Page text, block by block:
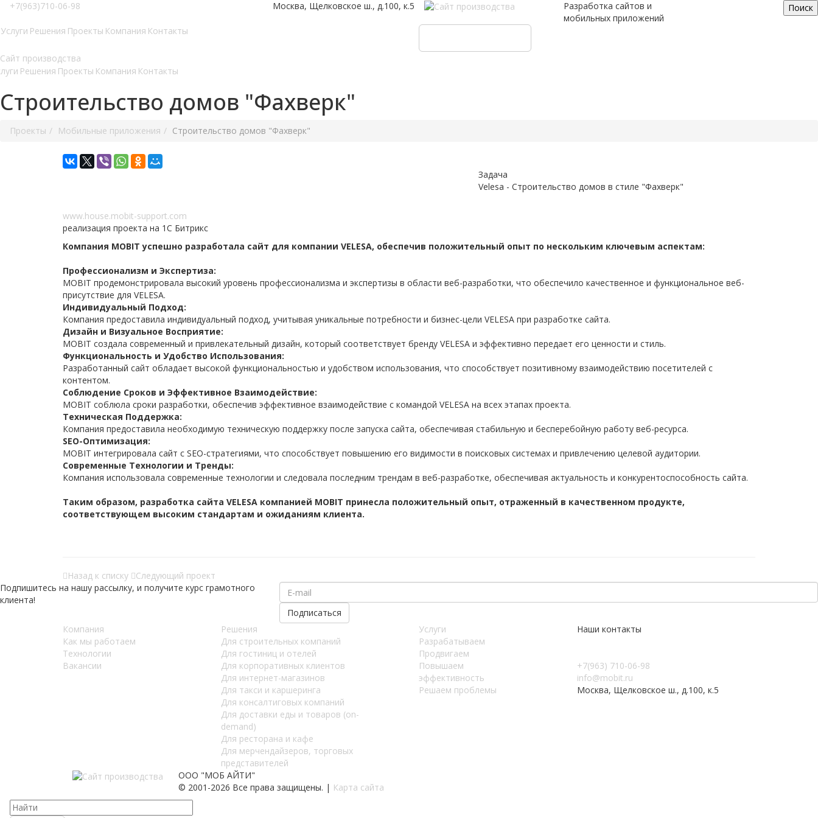
+7(963)710-06-98 Москва, Щелковское ш., д.100, к.5 Поиск
Разработка сайтов и
мобильных приложений
Услуги Решения Проекты Компания Контакты
Решения Проекты Компания Контакты
Строительство домов "Фахверк"
Проекты Мобильные приложения Строительство домов "Фахверк"
Задача
Velesa - Строительство домов в стиле "Фахверк"
www.house.mobit-support.com
реализация проекта на 1С Битрикс
Компания MOBIT успешно разработала сайт для компании VELESA, обеспечив положительный опыт по нескольким ключевым аспектам:
Профессионализм и Экспертиза:
MOBIT продемонстрировала высокий уровень профессионализма и экспертизы в области веб-разработки, что обеспечило качественное и функциональное веб-
присутствие для VELESA.
Индивидуальный Подход:
Компания предоставила индивидуальный подход, учитывая уникальные потребности и бизнес-цели VELESA при разработке сайта.
Дизайн и Визуальное Восприятие:
MOBIT создала современный и привлекательный дизайн, который соответствует бренду VELESA и эффективно передает его ценности и стиль.
Функциональность и Удобство Использования:
Разработанный сайт обладает высокой функциональностью и удобством использования, что способствует позитивному взаимодействию посетителей с
контентом.
Соблюдение Сроков и Эффективное Взаимодействие:
MOBIT соблюла сроки разработки, обеспечив эффективное взаимодействие с командой VELESA на всех этапах проекта.
Техническая Поддержка:
Компания предоставила необходимую техническую поддержку после запуска сайта, обеспечивая стабильную и бесперебойную работу веб-ресурса.
SEO-Оптимизация:
MOBIT интегрировала сайт с SEO-стратегиями, что способствует повышению его видимости в поисковых системах и привлечению целевой аудитории.
Современные Технологии и Тренды:
Компания использовала современные технологии и следовала последним трендам в веб-разработке, обеспечивая актуальность и конкурентоспособность сайта.
Таким образом, разработка сайта VELESA компанией MOBIT принесла положительный опыт, отраженный в качественном продукте,
соответствующем высоким стандартам и ожиданиям клиента.
Назад к списку
Следующий проект
Подпишитесь на нашу рассылку, и получите курс грамотного
клиента!
Компания
Как мы работаем
Teхнологии
Вакансии
Решения
Для строительных компаний
Для гостиниц и отелей
Для корпоративных клиентов
Для интернет-магазинов
Для такси и каршеринга
Для консалтиговых компаний
Для доставки еды и товаров (on-
demand)
Для ресторана и кафе
Для мерчендайзеров, торговых
представителей
Услуги
Разрабатываем
Продвигаем
Повышаем
эффективность
Решаем проблемы
Наши контакты
+7(963) 710-06-98
info@mobit.ru
Москва, Щелковское ш., д.100, к.5
ООО "МОБ АЙТИ"
© 2001-2026 Все права защищены. | Карта сайта